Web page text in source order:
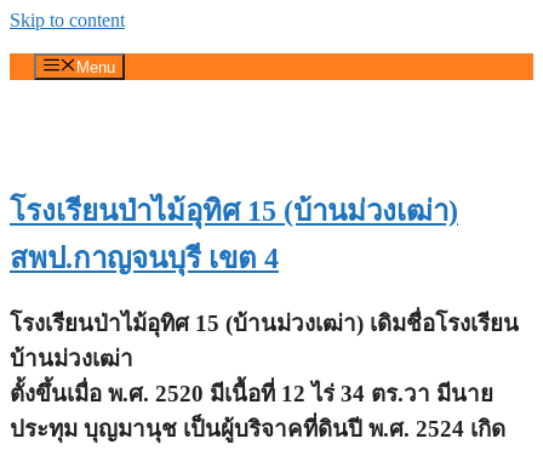
Skip to content
Menu
โรงเรียนป่าไม้อุทิศ 15 (บ้านม่วงเฒ่า)
สพป.กาญจนบุรี เขต 4
โรงเรียนป่าไม้อุทิศ 15 (บ้านม่วงเฒ่า) เดิมชื่อโรงเรียน
บ้านม่วงเฒ่า
ตั้งขึ้นเมื่อ พ.ศ. 2520 มีเนื้อที่ 12 ไร่ 34 ตร.วา มีนาย
ประทุม บุญมานุช เป็นผู้บริจาคที่ดินปี พ.ศ. 2524 เกิด